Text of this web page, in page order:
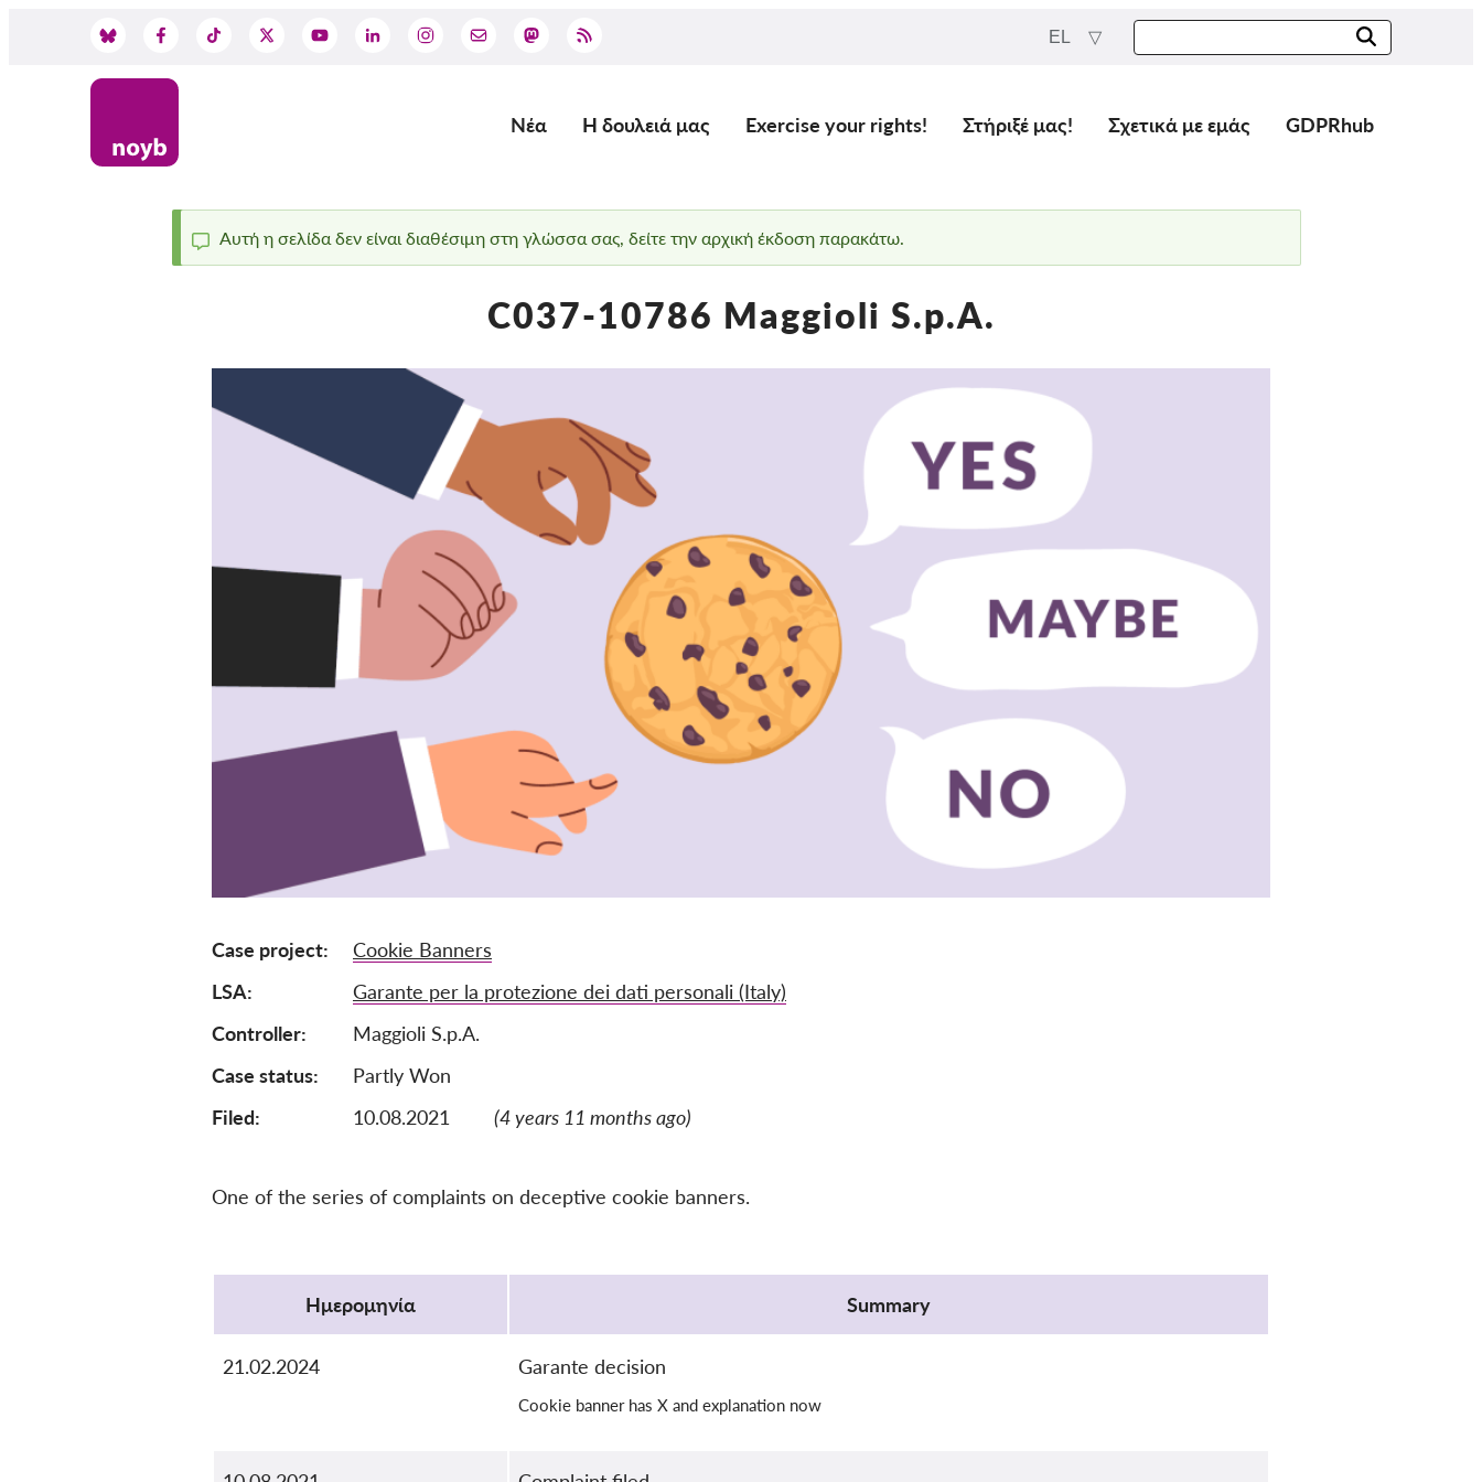
EL
Main
Νέα Η δουλειά μας Exercise your rights! Στήριξέ μας! Σχετικά με εμάς GDPRhub
Status
Αυτή η σελίδα δεν είναι διαθέσιμη στη γλώσσα σας, δείτε την αρχική έκδοση παρακάτω.
C037-10786 Maggioli S.p.A.
Case project
Cookie Banners
LSA
Garante per la protezione dei dati personali (Italy)
Controller
Maggioli S.p.A.
Case status
Partly Won
Filed:
10.08.2021 (4 years 11 months ago)
One of the series of complaints on deceptive cookie banners.
Ημερομηνία
Summary
21.02.2024 Garante decision
Cookie banner has X and explanation now